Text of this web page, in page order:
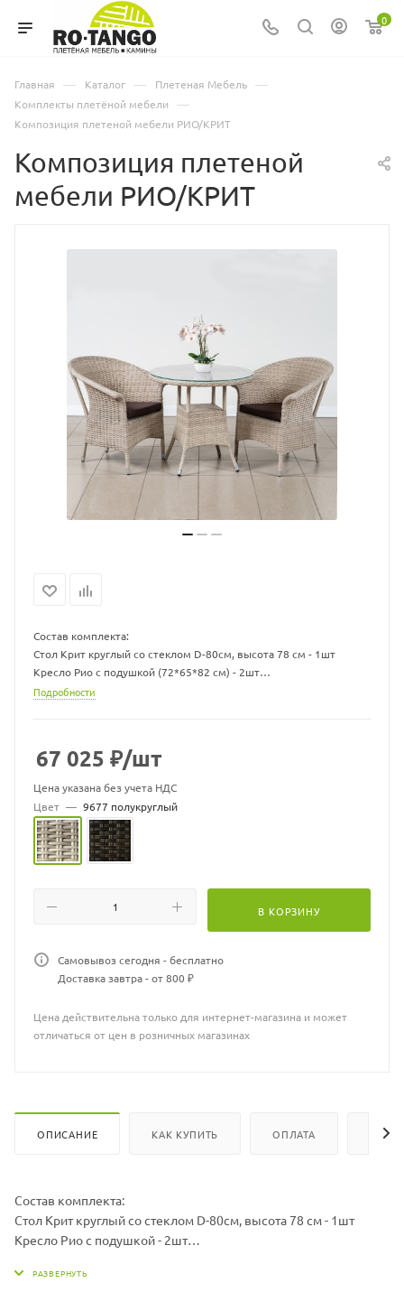
0
Главная — Каталог — Плетеная Мебель —
Комплекты плетёной мебели —
Композиция плетеной мебели РИО/КРИТ
Композиция плетеной
мебели РИО/КРИТ
Состав комплекта:
Стол Крит круглый со стеклом D-80см, высота 78 см - 1шт
Кресло Рио с подушкой (72*65*82 см) - 2шт
Материал: Каркас - алюминий, искусственный ротанг
можете выбрать другой цвет подушек.
продавца.
Для комплекта также доступны столы диаметром 100, 130 и 150
см. Количество кресел может быть любым.
Подробности
67 025 ₽/шт
Цена указана без учета НДС
Цвет — 9677 полукруглый
В КОРЗИНУ
Самовывоз сегодня - бесплатно
Доставка завтра - от 800 ₽
Цена действительна только для интернет-магазина и может
отличаться от цен в розничных магазинах
ОПИСАНИЕ КАК КУПИТЬ ОПЛАТА
Состав комплекта:
Стол Крит круглый со стеклом D-80см, высота 78 см - 1шт
Кресло Рио с подушкой - 2шт
Материал подушки: Чехол - ткань мебельная, наполнитель -